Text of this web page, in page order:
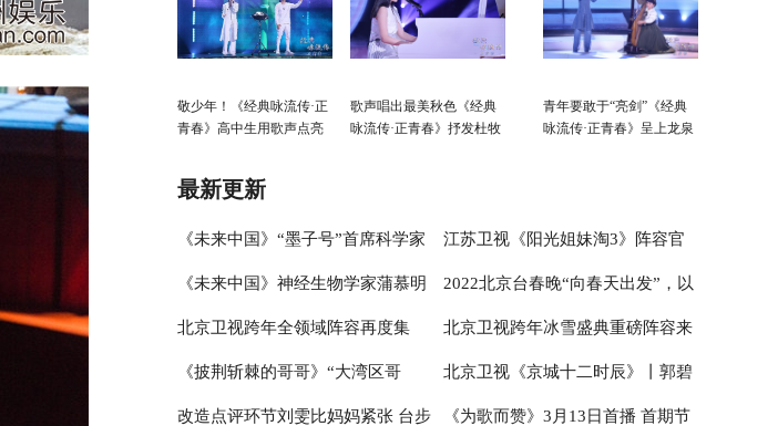
敬少年！《经典咏流传·正
青春》高中生用歌声点亮
歌声唱出最美秋色《经典
咏流传·正青春》抒发杜牧
青年要敢于“亮剑”《经典
咏流传·正青春》呈上龙泉
最新更新
《未来中国》“墨子号”首席科学家
潘建伟引领科技前沿 科学青年还
原“恐怖实验”
江苏卫视《阳光姐妹淘3》阵容官
宣 开启嗨夏环岛季
《未来中国》神经生物学家蒲慕明
揭秘“科技创新2030重大项目--脑科
学与类脑研究” 科学青年团探索“神
秘大脑”
2022北京台春晚“向春天出发”，以
中国元素喜迎“双奥”
北京卫视跨年全领域阵容再度集
结，冰雪盛典联欢喜迎冬奥时间
北京卫视跨年冰雪盛典重磅阵容来
袭 奥运冠军组团助阵迎冬奥
《披荆斩棘的哥哥》“大湾区哥
哥”展乐器才能 赵文卓练舞显肌肉
北京卫视《京城十二时辰》丨郭碧
婷向佐感受“金婚”甜蜜 悦悦姜帅打
改造点评环节刘雯比妈妈紧张 台步 《为歌而赞》3月13日首播 首期节